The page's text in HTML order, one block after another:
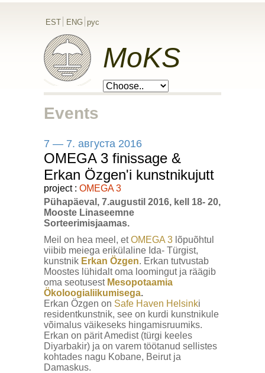
EST ENG рус
MoKS
Events
7 — 7. августа 2016
OMEGA 3 finissage &
Erkan Özgen'i kunstnikujutt
project : OMEGA 3
Pühapäeval, 7.augustil 2016, kell 18- 20,
Mooste Linaseemne
Sorteerimisjaamas.
Meil on hea meel, etOMEGA 3 lõpuõhtul
viibib meiega erikülaline Ida- Türgist,
kunstnik Erkan Özgen. Erkan tutvustab
Moostes lühidalt oma loomingut ja räägib
oma seotusest Mesopotaamia
Ökoloogialiikumisega.
Erkan Özgen on Safe Haven Helsinki
residentkunstnik, see on kurdi kunstnikule
võimalus väikeseks hingamisruumiks.
Erkan on pärit Amedist (türgi keeles
Diyarbakir) ja on varem töötanud sellistes
kohtades nagu Kobane, Beirut ja
Damaskus.